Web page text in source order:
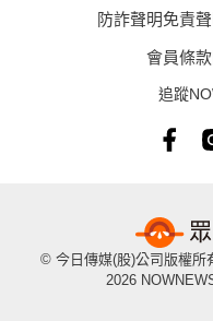
防詐聲明免責
會員條款
追蹤
© 今日傳媒(股)公司版權所
2026